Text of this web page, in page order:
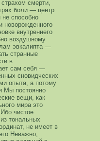
смерти,
боли — центр
способно
новорожденного
внутреннего
воздушному
эвкалипта —
странные
в
сам себя —
сновидческих
опыта, а потому
Мы постоянно
вещи, как
мира это
Ибо чистое
тональных
не имеет в
Неважно,